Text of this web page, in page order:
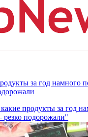
за год намного
продукты за год
резко подорожали"